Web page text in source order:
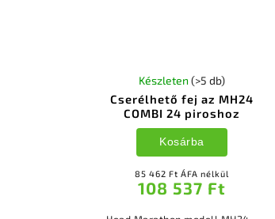
Cserélhető fej az MH24
COMBI 24 piroshoz
Készleten (>5 db)
85 462 Ft ÁFA nélkül
108 537 Ft
Kosárba